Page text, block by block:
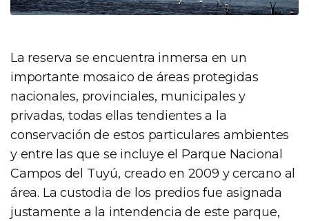
La reserva se encuentra inmersa en un
importante mosaico de áreas protegidas
nacionales, provinciales, municipales y
privadas, todas ellas tendientes a la
conservación de estos particulares ambientes
y entre las que se incluye el Parque Nacional
Campos del Tuyú, creado en 2009 y cercano al
área. La custodia de los predios fue asignada
justamente a la intendencia de este parque,